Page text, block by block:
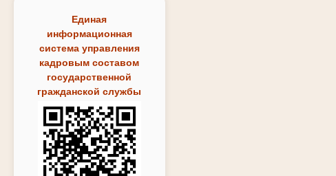
Единая
информационная
система управления
кадровым составом
государственной
гражданской службы